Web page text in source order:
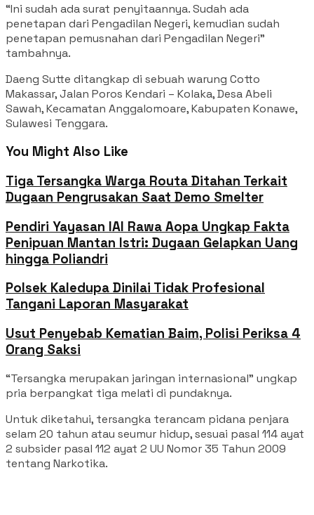
“Ini sudah ada surat penyitaannya. Sudah ada
penetapan dari Pengadilan Negeri, kemudian sudah
penetapan pemusnahan dari Pengadilan Negeri”
tambahnya.
Daeng Sutte ditangkap di sebuah warung Cotto
Makassar, Jalan Poros Kendari – Kolaka, Desa Abeli
Sawah, Kecamatan Anggalomoare, Kabupaten Konawe,
Sulawesi Tenggara.
You Might Also Like
Tiga Tersangka Warga Routa Ditahan Terkait
Dugaan Pengrusakan Saat Demo Smelter
Pendiri Yayasan IAI Rawa Aopa Ungkap Fakta
Penipuan Mantan Istri: Dugaan Gelapkan Uang
hingga Poliandri
Polsek Kaledupa Dinilai Tidak Profesional
Tangani Laporan Masyarakat
Usut Penyebab Kematian Baim, Polisi Periksa 4
Orang Saksi
“Tersangka merupakan jaringan internasional” ungkap
pria berpangkat tiga melati di pundaknya.
Untuk diketahui, tersangka terancam pidana penjara
selam 20 tahun atau seumur hidup, sesuai pasal 114 ayat
2 subsider pasal 112 ayat 2 UU Nomor 35 Tahun 2009
tentang Narkotika.